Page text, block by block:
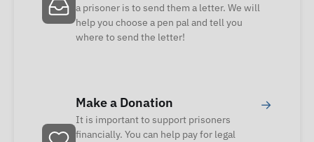
a prisoner is to send them a letter. We will
help you choose a pen pal and tell you
where to send the letter!
Make a Donation
It is important to support prisoners
financially. You can help pay for legal
→